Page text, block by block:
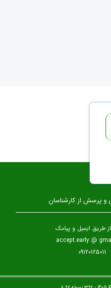
و پرسش از کارشناسان
طریق ایمیل و پیامک
accept.early @
09120125011